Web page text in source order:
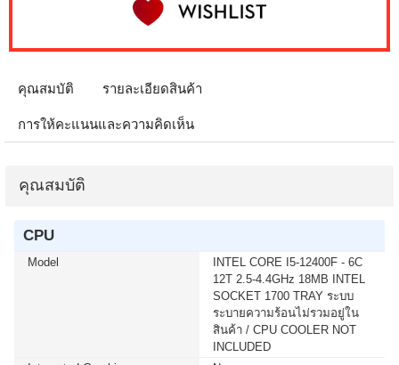
เมื่อซื้อพร้อมคอมเซ็ต ลดทันที 4,000 บาท จากปกติ 9,900
บาท เหลือเพียง 5,900 บาท MONITOR 32 SAMSUNG
COM (1 เซ็ต ต่อ 1 จอ) สนใจโปรโมชั่นนี้ ติดต่อ 02-017-
เมื่อซื้อพร้อมคอมเซ็ต ลดทันที 50 บาท จากปกติ 740 บาท
(MK250) WIRELESS GRAPHITE (1 เซ็ต ต่อ 1 อัน) สนใจ
โปรโมชั่นนี้ ติดต่อ 02-017-4444
บาท เหลือเพียง 3,690 บาท MICROSOFT WINDOWS 11
HOME 64bit Eng Intl 1pk DSP OEI DVD (KW9-00632)(1
เซ็ต ต่อ 1 อัน) สนใจโปรโมชั่นนี้ ติดต่อ 02-017-4444
เมื่อซื้อพร้อมคอมเซ็ต ลดทันที 400 บาท จากปกติ 4,790
บาท เหลือเพียง 4,390 บาท MICROSOFT WINDOWS 11
คุณสมบัติ รายละเอียดสินค้า
การให้คะแนนและความคิดเห็น
คุณสมบัติ
CPU
Model
INTEL CORE I5-12400F - 6C
12T 2.5-4.4GHz 18MB INTEL
SOCKET 1700 TRAY ระบบ
ระบายความร้อนไม่รวมอยู่ใน
สินค้า / CPU COOLER NOT
INCLUDED